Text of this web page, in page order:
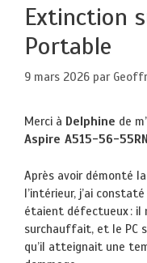
Extinction
Portable
9 mars 2026 par
Merci à Delphine de
Aspire A515-56-55RN
Après avoir démonté
l’intérieur, j’ai
étaient défectueux : il
surchauffait, et le PC
qu’il atteignait une